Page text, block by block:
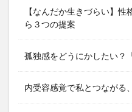
【なんだか生きづらい】
ら３つの提案
孤独感をどうにかしたい？
内受容感覚で私とつながる